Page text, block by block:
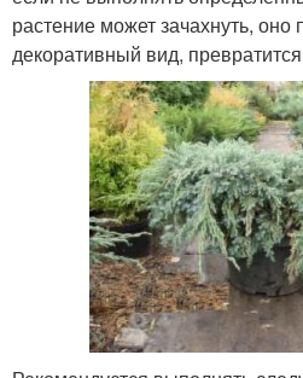
растение может зачахнуть, оно
декоративный вид,